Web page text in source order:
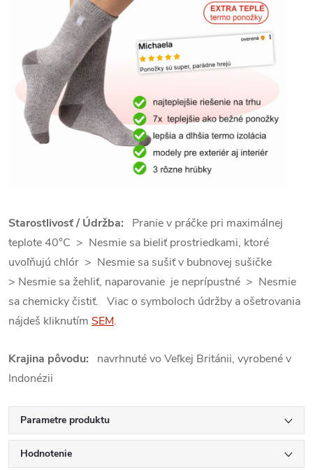
Starostlivosť / Údržba: Pranie v práčke pri maximálnej
teplote 40°C > Nesmie sa bieliť prostriedkami, ktoré
uvoľňujú chlór > Nesmie sa sušiť v bubnovej sušičke
> Nesmie sa žehliť, naparovanie je neprípustné > Nesmie
sa chemicky čistiť. Viac o symboloch údržby a ošetrovania
nájdeš kliknutím SEM.
Krajina pôvodu:
navrhnuté vo Veľkej Británii, vyrobené v
Indonézii
Parametre produktu
Hodnotenie